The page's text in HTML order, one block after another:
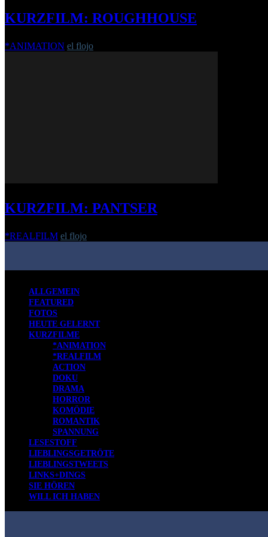
KURZFILM: ROUGHHOUSE
*ANIMATION el flojo
KURZFILM: PANTSER
*REALFILM el flojo
ALLGEMEIN
FEATURED
FOTOS
HEUTE GELERNT
KURZFILME
*ANIMATION
*REALFILM
ACTION
DOKU
DRAMA
HORROR
KOMÖDIE
ROMANTIK
SPANNUNG
LESESTOFF
LIEBLINGSGETRÖTE
LIEBLINGSTWEETS
LINKS+DINGS
SIE HÖREN
WILL ICH HABEN